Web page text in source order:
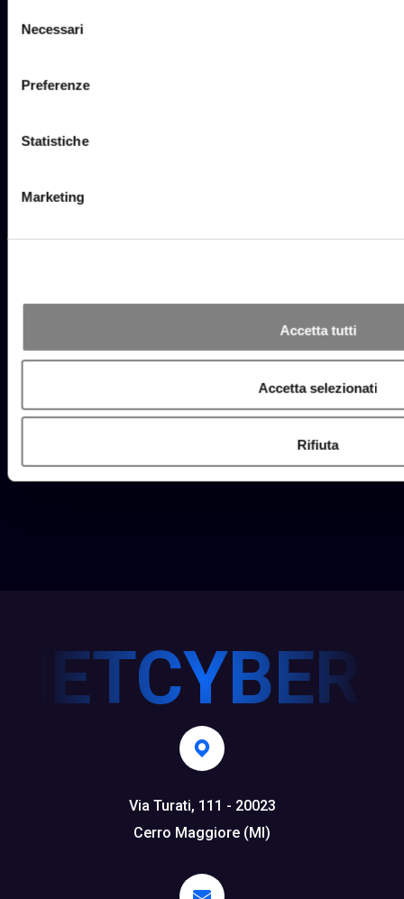
delNecessari
Preferenze
Statistiche
Marketing
Accetta tutti
Accetta selezionati
Rifiuta
Più di 100 clienti
Via Turati, 111 - 20023
Cerro Maggiore (MI)